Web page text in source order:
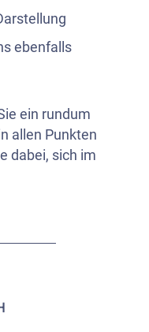
ebenfalls
ein rundum
allen Punkten
dabei, sich im